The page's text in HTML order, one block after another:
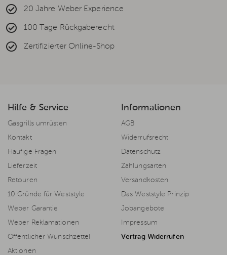
20 Jahre Weber Experience
100 Tage Rückgaberecht
Zertifizierter Online-Shop
Hilfe & Service
Gasgrills umrüsten
Kontakt
Häufige Fragen
Lieferzeit
Retouren
10 Gründe für Weststyle
Weber Garantie
Weber Reklamationen
Öffentlicher Wunschzettel
Aktionen
Informationen
AGB
Widerrufsrecht
Datenschutz
Zahlungsarten
Versandkosten
Das Weststyle Prinzip
Jobangebote
Impressum
Vertrag Widerrufen